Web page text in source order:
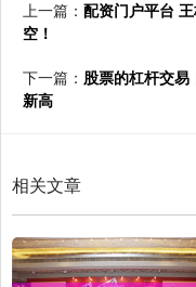
上一篇： 配资门户平台
空！
下一篇： 股票的杠杆交易
新高
相关文章